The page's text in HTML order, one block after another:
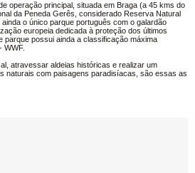
operação principal, situada em Braga (a 45 kms do
da Peneda Gerês, considerado Reserva Natural
o único parque português com o galardão
europeia dedicada à proteção dos últimos
parque possui ainda a classificação máxima
WWF.
atravessar aldeias históricas e realizar um
naturais com paisagens paradisíacas, são essas as